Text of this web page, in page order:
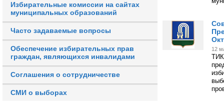
Избирательные комиссии на сайтах
муниципальных образований
Часто задаваемые вопросы
Обеспечение избирательных прав
граждан, являющихся инвалидами
Соглашения о сотрудничестве
СМИ о выборах
12
ТИК